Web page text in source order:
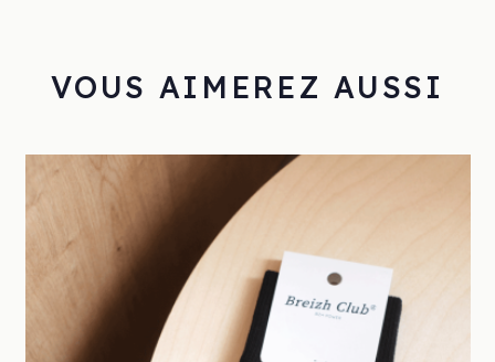
VOUS AIMEREZ AUSSI